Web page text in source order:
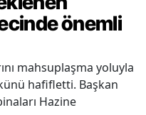
önemli
mahsuplaşma yoluyla
hafifletti. Başkan
Hazine